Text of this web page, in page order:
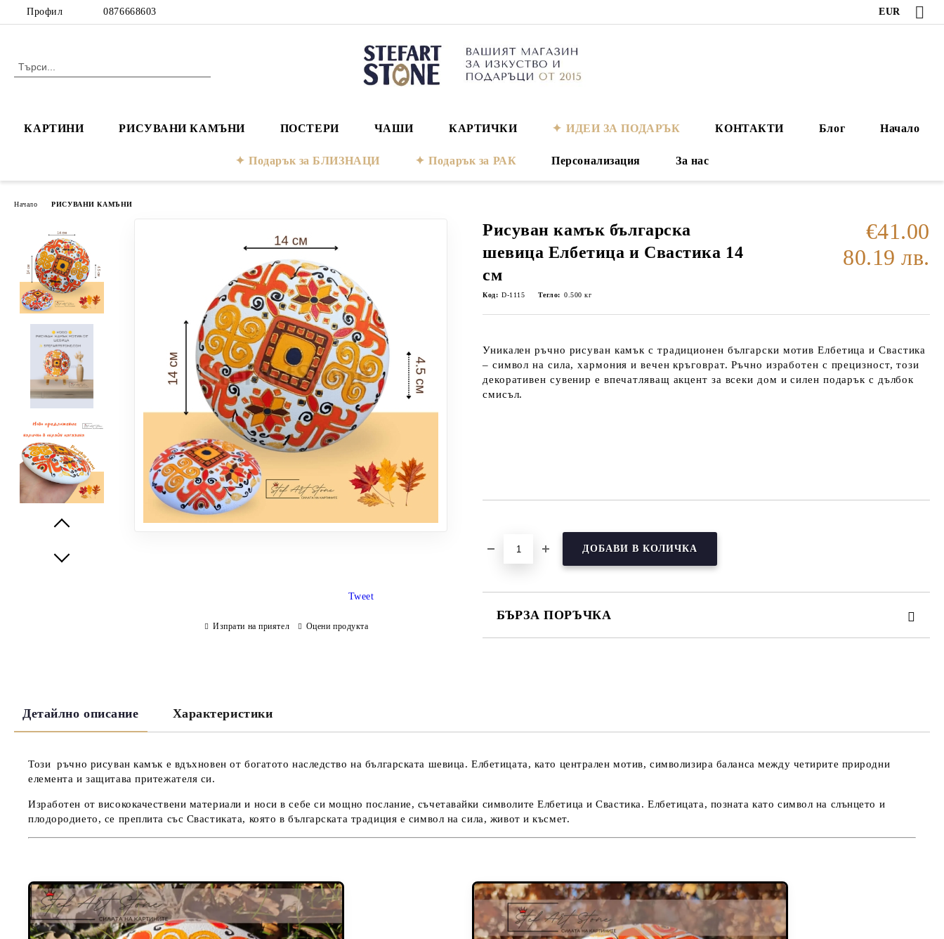
Профил 0876668603 EUR
КАРТИНИ РИСУВАНИ КАМЪНИ ПОСТЕРИ ЧАШИ КАРТИЧКИ ИДЕИ ЗА ПОДАРЪК КОНТАКТИ Блог Начало
Подарък за БЛИЗНАЦИ Подарък за РАК Персонализация За нас
Начало РИСУВАНИ КАМЪНИ
Рисуван камък българска
шевица Елбетица и Свастика 14
см
€41.00
80.19 лв.
Код: D-1115 Тегло: 0.500 кг
Уникален ръчно рисуван камък с традиционен български мотив Елбетица и Свастика
– символ на сила, хармония и вечен кръговрат. Ръчно изработен с прецизност, този
декоративен сувенир е впечатляващ акцент за всеки дом и силен подарък с дълбок
смисъл.
БЪРЗА ПОРЪЧКА
Tweet
Изпрати на приятел Оцени продукта
Детайлно описание Характеристики
Този ръчно рисуван камък е вдъхновен от богатото наследство на българската шевица. Елбетицата, като централен мотив, символизира баланса между четирите природни
елемента и защитава притежателя си.
Изработен от висококачествени материали и носи в себе си мощно послание, съчетавайки символите Елбетица и Свастика. Елбетицата, позната като символ на слънцето и
плодородието, се преплита със Свастиката, която в българската традиция е символ на сила, живот и късмет.